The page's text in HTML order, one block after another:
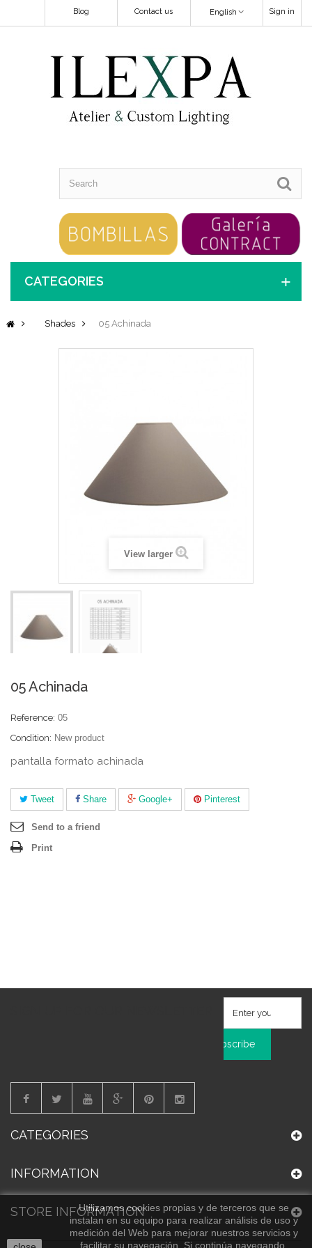
Sign in
English
Contact us
Blog
CATEGORIES
Shades 05 Achinada
View larger
05 Achinada
Reference: 05
Condition: New product
pantalla formato achinada
Tweet Share Google+ Pinterest
Send to a friend
Print
Subscribe
CATEGORIES
INFORMATION
STORE INFORMATIONUtilizamos cookies propias y de terceros que se
instalan en su equipo para realizar análisis de uso y
medición del Web para mejorar nuestros servicios y
facilitar su navegación. Si continúa navegando,